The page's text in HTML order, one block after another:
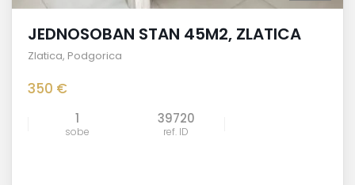
JEDNOSOBAN STAN 45M2, ZLATICA
Zlatica, Podgorica
350 €
1
sobe
39720
ref. ID